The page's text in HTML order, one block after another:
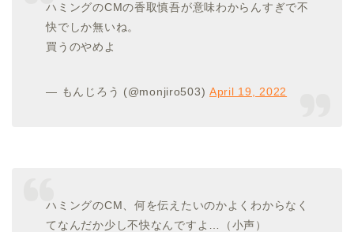
ハミングのCMの香取慎吾が意味わからんすぎで不
快でしか無いね。
買うのやめよ
— もんじろう (@monjiro503)April 19, 2022
ハミングのCM、何を伝えたいのかよくわからなく
てなんだか少し不快なんですよ…（小声）